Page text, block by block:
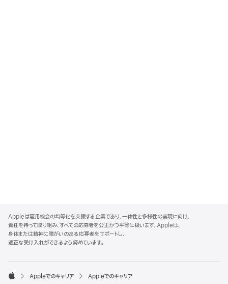
p
p
l
e
o
t
Appleは雇用機会の均等化を支援する企業であり、一体性と多様性の実現に向け、
責任を持って取り組み、すべての応募者を公正かつ平等に扱います。Appleは、
身体または精神に障がいのある応募者をサポートし、
適正な受け入れができるよう努めています。

Appleでのキャリア Appleでのキャリア